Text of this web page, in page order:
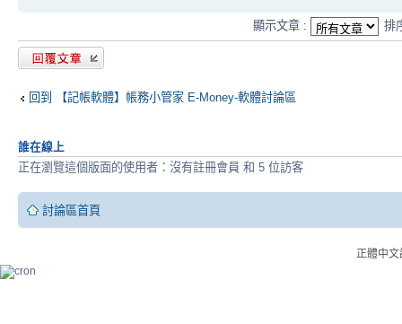
顯示文章 : 排
發表回覆
回到 【記帳軟體】帳務小管家 E-Money-軟體討論區
誰在線上
正在瀏覽這個版面的使用者：沒有註冊會員 和 5 位訪客
討論區首頁
正體中